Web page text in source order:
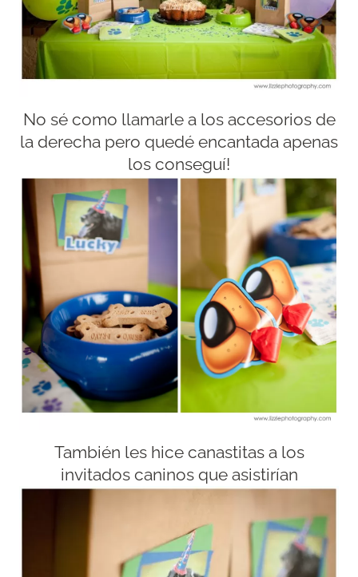
No sé como llamarle a los accesorios de
la derecha pero quedé encantada apenas
los conseguí!
También les hice canastitas a los
invitados caninos que asistirían